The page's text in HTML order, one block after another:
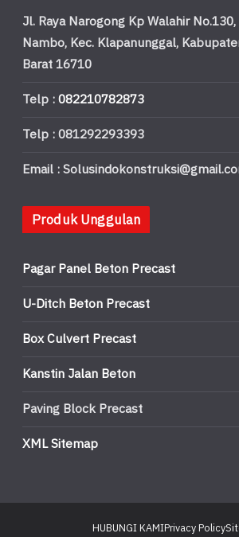
Jl. Raya Narogong Kp Walahir No.130,
Nambo, Kec. Klapanunggal,
Barat 16710
Telp :082210782873
Telp : 081292293393
Email :
Produk Unggulan
Pagar Panel Beton Precast
U-Ditch Beton Precast
Box Culvert Precast
Kanstin Jalan Beton
Paving Block Precast
XML Sitemap
HUBUNGI KAMIPrivacy Policy